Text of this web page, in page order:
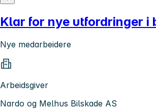
Klar for nye utfordringer i
Nye medarbeidere
Arbeidsgiver
Nardo og Melhus Bilskade AS